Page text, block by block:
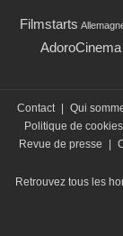
Filmstarts
AdoroCinema
Contact | Qui
Politique de cookies
Revue de presse
|
Retrouvez tous les